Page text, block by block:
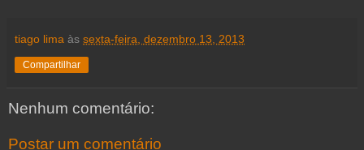
tiago lima às sexta-feira, dezembro 13, 2013
Compartilhar
Nenhum comentário:
Postar um comentário